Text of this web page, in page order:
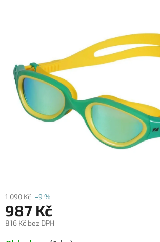
hvězdiček.
1 090 Kč –9 %
987 Kč
816 Kč bez DPH